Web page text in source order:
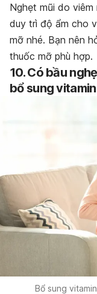
Nghẹt mũi do
duy trì độ ẩm cho
mỡ nhé. Bạn nên
thuốc mỡ phù hợp.
10. Có bầu
bổ sung
Bổ sung